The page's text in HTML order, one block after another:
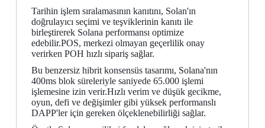
Tarihin işlem sıralamasının kanıtını, Solan'ın
doğrulayıcı seçimi ve teşviklerinin kanıtı ile
birleştirerek Solana performansı optimize
edebilir.POS, merkezi olmayan geçerlilik onay
verirken POH hızlı sipariş sağlar.
Bu benzersiz hibrit konsensüs tasarımı, Solana'nın
400ms blok süreleriyle saniyede 65.000 işlemi
işlemesine izin verir.Hızlı verim ve düşük gecikme,
oyun, defi ve değişimler gibi yüksek performanslı
DAPP'ler için gereken ölçeklenebilirliği sağlar.